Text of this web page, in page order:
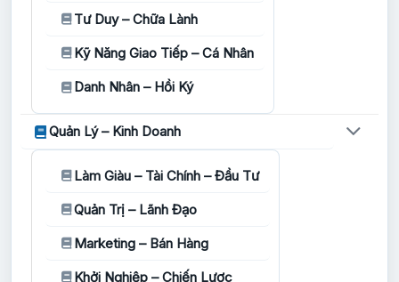
Tư Duy – Chữa Lành
Kỹ Năng Giao Tiếp – Cá Nhân
Danh Nhân – Hồi Ký
Quản Lý – Kinh Doanh
Làm Giàu – Tài Chính – Đầu Tư
Quản Trị – Lãnh Đạo
Marketing – Bán Hàng
Khởi Nghiệp – Chiến Lược